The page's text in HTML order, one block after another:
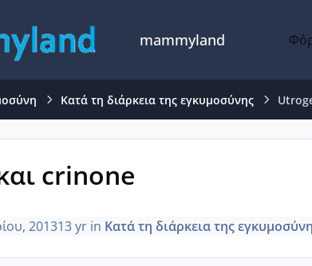
mammyland
Κατά τη διάρκεια της εγκυμοσύνης
crinone
201313 yr in Κατά τη διάρκεια της